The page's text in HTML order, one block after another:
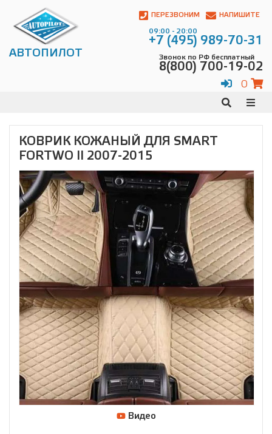
АВТОПИЛОТ
ПЕРЕЗВОНИМ НАПИШИТЕ
09:00 - 20:00
+7 (495) 989-70-31
Звонок по РФ бесплатный
8(800) 700-19-02
0
КОВРИК КОЖАНЫЙ ДЛЯ SMART
FORTWO II 2007-2015
Видео
Контакты:
Адрес:
Чагинская
700-
Телефон:+7
(495)
989-
Электронная
почта:
info@avtopilot1.ru